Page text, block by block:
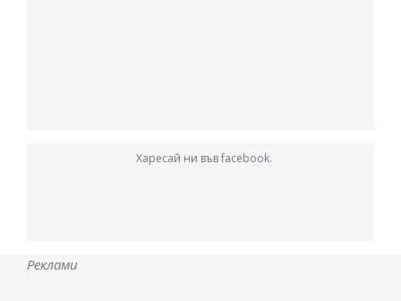
Харесай ни във facebook.
Реклами